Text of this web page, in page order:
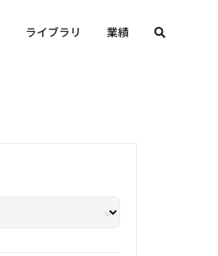
ライブラリ 業績